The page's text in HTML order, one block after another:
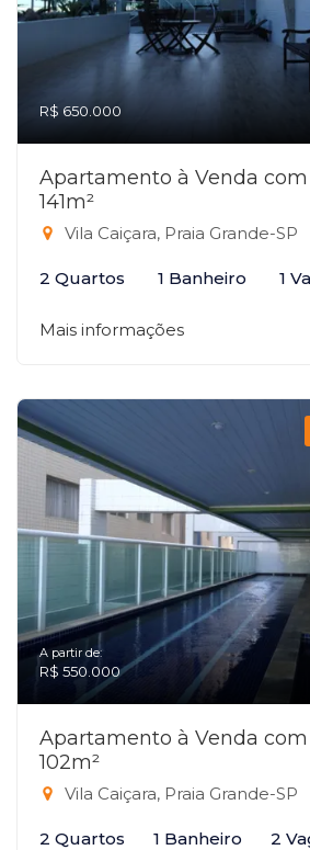
R$ 650.000
Apartamento à Venda
141m²
Vila Caiçara, Praia Grande-SP
2 Quartos 1 Banheiro 1
Mais informações
A partir de:
R$ 550.000
Apartamento à Venda
102m²
Vila Caiçara, Praia Grande-SP
2 Quartos 1 Banheiro 2